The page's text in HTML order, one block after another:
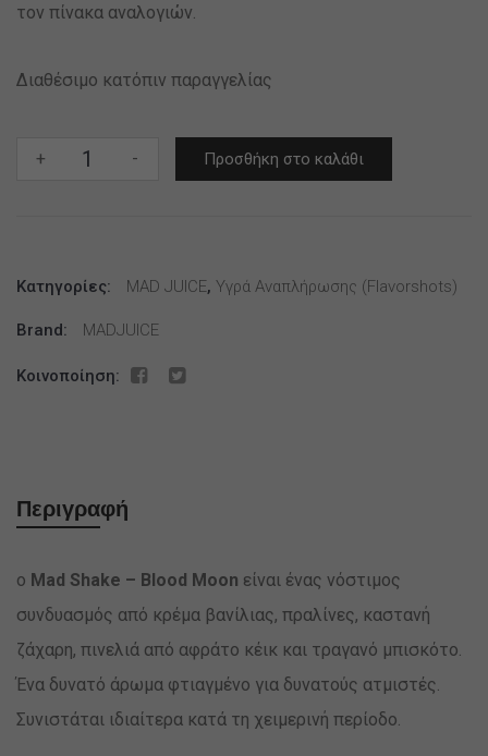
τον πίνακα αναλογιών.
Διαθέσιμο κατόπιν παραγγελίας
+
Mad
ποσότητα
- Προσθήκη στο καλάθι
Κατηγορίες: MAD JUICE, Υγρά Αναπλήρωσης (flavorshots)
Brand: MADJUICE
Κοινοποίηση:
Περιγραφή
ο Mad Shake – Blood Moon είναι ένας νόστιμος
συνδυασμός από κρέμα βανίλιας, πραλίνες, καστανή
ζάχαρη, πινελιά από αφράτο κέικ και τραγανό μπισκότο.
Ένα δυνατό άρωμα φτιαγμένο για δυνατούς ατμιστές.
Συνιστάται ιδιαίτερα κατά τη χειμερινή περίοδο.